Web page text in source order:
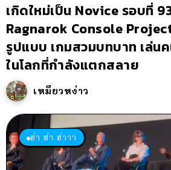
เกิดใหม่เป็น Novice รอบที่
Ragnarok Console
รูปแบบ เกมสวมบทบาท เล่
ในโลกที่กำลังแตกสลาย
เหมียวหง่าว
ฮ่า ฮ่า ฮ่าาา